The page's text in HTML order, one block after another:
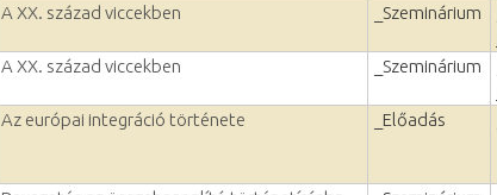
A XX. század viccekben _Szeminárium
A XX. század viccekben _Szeminárium
Az európai integráció története _Előadás